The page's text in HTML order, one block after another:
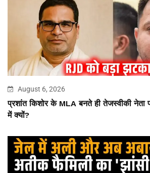
August 6, 2026
प्रशांत किशोर के MLA बनते ही तेजस्वीकी नेता
में क्यों?